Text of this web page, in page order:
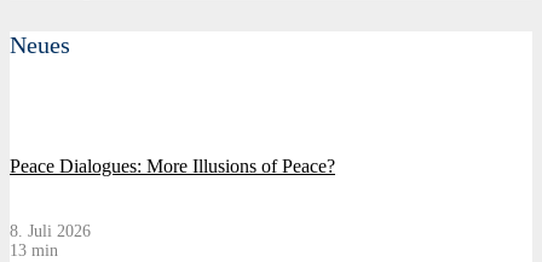
Neues
Peace Dialogues: More Illusions of Peace?
8. Juli 2026
13 min